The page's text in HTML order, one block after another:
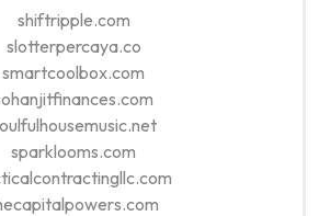
shiftripple.com
slotterpercaya.co
smartcoolbox.com
sparklooms.com